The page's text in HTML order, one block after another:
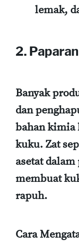
lemak,
2.
Banyak
dan
bahan kimia
kuku. Zat
asetat
membuat
rapuh.
Cara